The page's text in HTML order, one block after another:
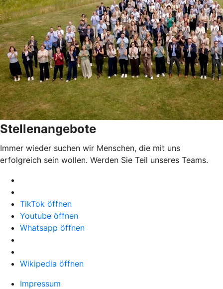
Stellenangebote
Immer wieder suchen wir Menschen, die mit uns
erfolgreich sein wollen. Werden Sie Teil unseres Teams.
TikTok öffnen
Youtube öffnen
Whatsapp öffnen
Wikipedia öffnen
Impressum